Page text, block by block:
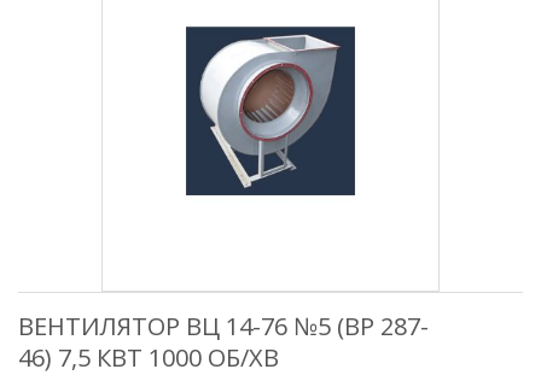
ВЕНТИЛЯТОР ВЦ 14-76 №5 (ВР 287-
46) 7,5 КВТ 1000 ОБ/ХВ